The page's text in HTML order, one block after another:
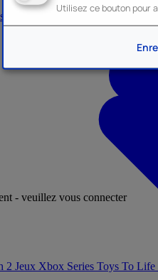
Utilisez ce bouton pour
- veuillez vous connecter
NOUVEAU - Heroes Inc.
2 Jeux Xbox Series Toys To Life